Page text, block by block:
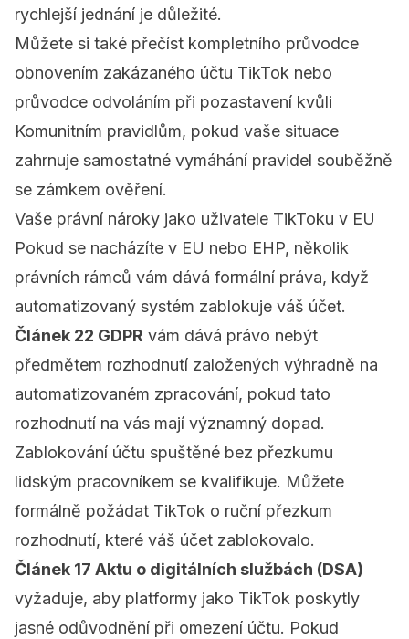
rychlejší jednání je důležité.
Můžete si také přečíst kompletního průvodce
obnovením zakázaného účtu TikTok nebo
průvodce odvoláním při pozastavení kvůli
Komunitním pravidlům, pokud vaše situace
zahrnuje samostatné vymáhání pravidel souběžně
se zámkem ověření.
Vaše právní nároky jako uživatele TikToku v EU
Pokud se nacházíte v EU nebo EHP, několik
právních rámců vám dává formální práva, když
automatizovaný systém zablokuje váš účet.
Článek 22 GDPR vám dává právo nebýt
předmětem rozhodnutí založených výhradně na
automatizovaném zpracování, pokud tato
rozhodnutí na vás mají významný dopad.
Zablokování účtu spuštěné bez přezkumu
lidským pracovníkem se kvalifikuje. Můžete
formálně požádat TikTok o ruční přezkum
rozhodnutí, které váš účet zablokovalo.
Článek 17 Aktu o digitálních službách (DSA)
vyžaduje, aby platformy jako TikTok poskytly
jasné odůvodnění při omezení účtu. Pokud